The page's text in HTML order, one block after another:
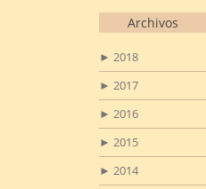
Archivos
► 2018
► 2017
► 2016
► 2015
► 2014